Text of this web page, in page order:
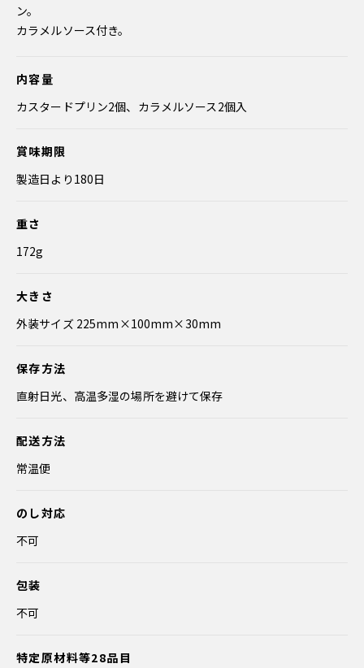
ン。
カラメルソース付き。
内容量
カスタードプリン2個、カラメルソース2個入
賞味期限
製造日より180日
重さ
172g
大きさ
外装サイズ 225mm×100mm×30mm
保存方法
直射日光、高温多湿の場所を避けて保存
配送方法
常温便
のし対応
不可
包装
不可
特定原材料等28品目